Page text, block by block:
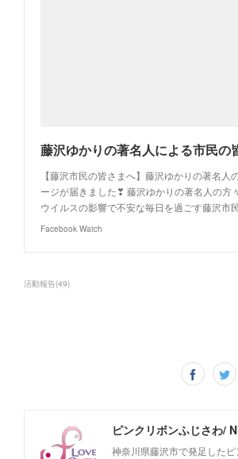
【藤沢市民の皆さまへ】藤沢ゆかりの著名人
ージが届きました❣ 藤沢ゆかりの著名人の方
ウイルスの影響で不安な毎日を過ごす藤沢市
Facebook Watch
活動報告(49)
神奈川県藤沢市で発足した